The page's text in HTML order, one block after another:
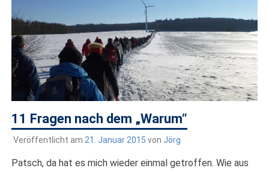
11 Fragen nach dem „Warum“
Veröffentlicht am 21. Januar 2015 von Jörg
Patsch, da hat es mich wieder einmal getroffen. Wie aus